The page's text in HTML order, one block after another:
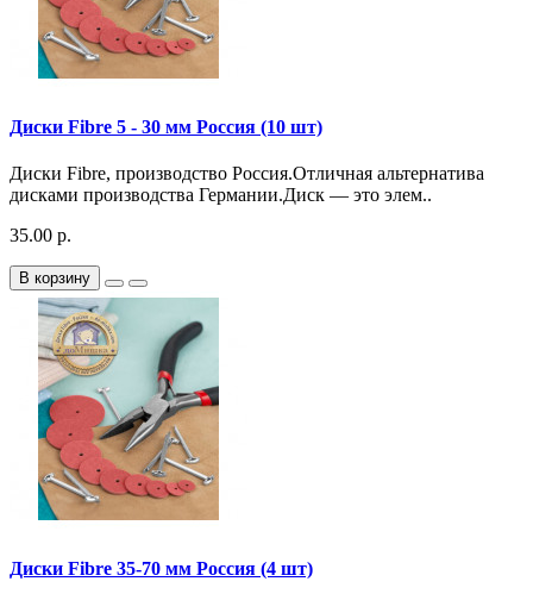
Диски Fibre 5 - 30 мм Россия (10 шт)
Диски Fibre, производство Россия.Отличная альтернатива
дисками производства Германии.Диск — это элем..
35.00 р.
В корзину
Диски Fibre 35-70 мм Россия (4 шт)